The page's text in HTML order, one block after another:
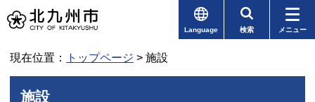
Language 検索 メニュー
現在位置： トップページ > 施設
施設